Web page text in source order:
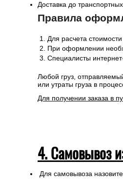
Доставка до
Правила
Для расчета
При оформлении
Специалисты
Любой груз,
или утраты груза в
Для получении заказа в
4. Самовывоз
Для самовывоза